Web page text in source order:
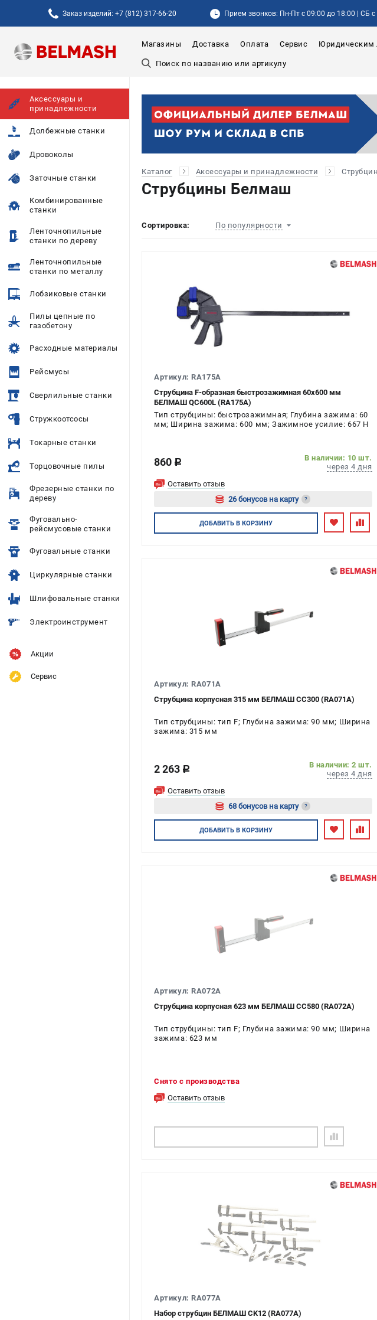
Заказ изделий: +7 (812) 317-66-20 Прием звонков: Пн-Пт с 09:00 до 18:00 | СБ с
Магазины Доставка Оплата Сервис Юридическим
Аксессуары и
принадлежности
Долбежные станки
Дровоколы
Заточные станки
Комбинированные
станки
Ленточнопильные
станки по дереву
Ленточнопильные
станки по металлу
Лобзиковые станки
Пилы цепные по
газобетону
Расходные материалы
Рейсмусы
Сверлильные станки
Стружкоотсосы
Токарные станки
Торцовочные пилы
Фрезерные станки по
дереву
Фуговально-
рейсмусовые станки
Фуговальные станки
Циркулярные станки
Шлифовальные станки
Электроинструмент
Акции
Сервис
Каталог Аксессуары и принадлежности
Струбцины Белмаш
Сортировка: По популярности
Артикул: RA175A
Струбцина F-образная быстрозажимная 60х600 мм
БЕЛМАШ QC600L (RA175A)
Тип струбцины: быстрозажимная; Глубина зажима: 60
мм; Ширина зажима: 600 мм; Зажимное усилие: 667 Н
860 c
В наличии: 10 шт.
через 4 дня
Оставить отзыв
26 бонусов на карту
?
Авторизуйтесь
ДОБАВИТЬВ КОРЗИНУ
Артикул: RA071A
Струбцина корпусная 315 мм БЕЛМАШ CC300 (RA071A)
Тип струбцины: тип F; Глубина зажима: 90 мм; Ширина
зажима: 315 мм
2 263 c
В наличии: 2 шт.
через 4 дня
Оставить отзыв
68 бонусов на карту
?
Авторизуйтесь
ДОБАВИТЬВ КОРЗИНУ
Артикул: RA072A
Струбцина корпусная 623 мм БЕЛМАШ CC580 (RA072A)
Тип струбцины: тип F; Глубина зажима: 90 мм; Ширина
зажима: 623 мм
Снято с производства
Оставить отзыв
Артикул: RA077A
Набор струбцин БЕЛМАШ CK12 (RA077A)